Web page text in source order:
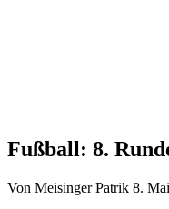
Fußball: 8.
Von Meisinger Patrik 8.